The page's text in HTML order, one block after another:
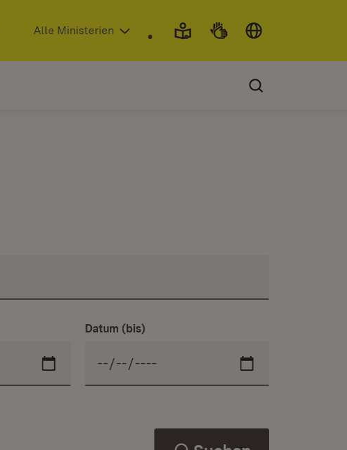
(Öffnet in neuem Fenster)
Alle Ministerien
Datum (bis)